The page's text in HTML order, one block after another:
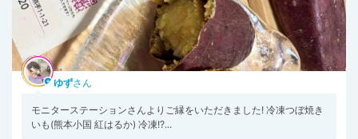
ゆずさん
モニターステーションさんよりご縁をいただきました! 冷凍つぼ焼き
いも(熊本小国 紅はるか) 冷凍!?...